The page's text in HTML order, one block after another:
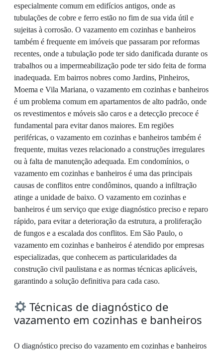
especialmente comum em edifícios antigos, onde as
tubulações de cobre e ferro estão no fim de sua vida útil e
sujeitas à corrosão. O vazamento em cozinhas e banheiros
também é frequente em imóveis que passaram por reformas
recentes, onde a tubulação pode ter sido danificada durante os
trabalhos ou a impermeabilização pode ter sido feita de forma
inadequada. Em bairros nobres como Jardins, Pinheiros,
Moema e Vila Mariana, o vazamento em cozinhas e banheiros
é um problema comum em apartamentos de alto padrão, onde
os revestimentos e móveis são caros e a detecção precoce é
fundamental para evitar danos maiores. Em regiões
periféricas, o vazamento em cozinhas e banheiros também é
frequente, muitas vezes relacionado a construções irregulares
ou à falta de manutenção adequada. Em condomínios, o
vazamento em cozinhas e banheiros é uma das principais
causas de conflitos entre condôminos, quando a infiltração
atinge a unidade de baixo. O vazamento em cozinhas e
banheiros é um serviço que exige diagnóstico preciso e reparo
rápido, para evitar a deterioração da estrutura, a proliferação
de fungos e a escalada dos conflitos. Em São Paulo, o
vazamento em cozinhas e banheiros é atendido por empresas
especializadas, que conhecem as particularidades da
construção civil paulistana e as normas técnicas aplicáveis,
garantindo a solução definitiva para cada caso.
Técnicas de diagnóstico de
vazamento em cozinhas e banheiros
O diagnóstico preciso do vazamento em cozinhas e banheiros